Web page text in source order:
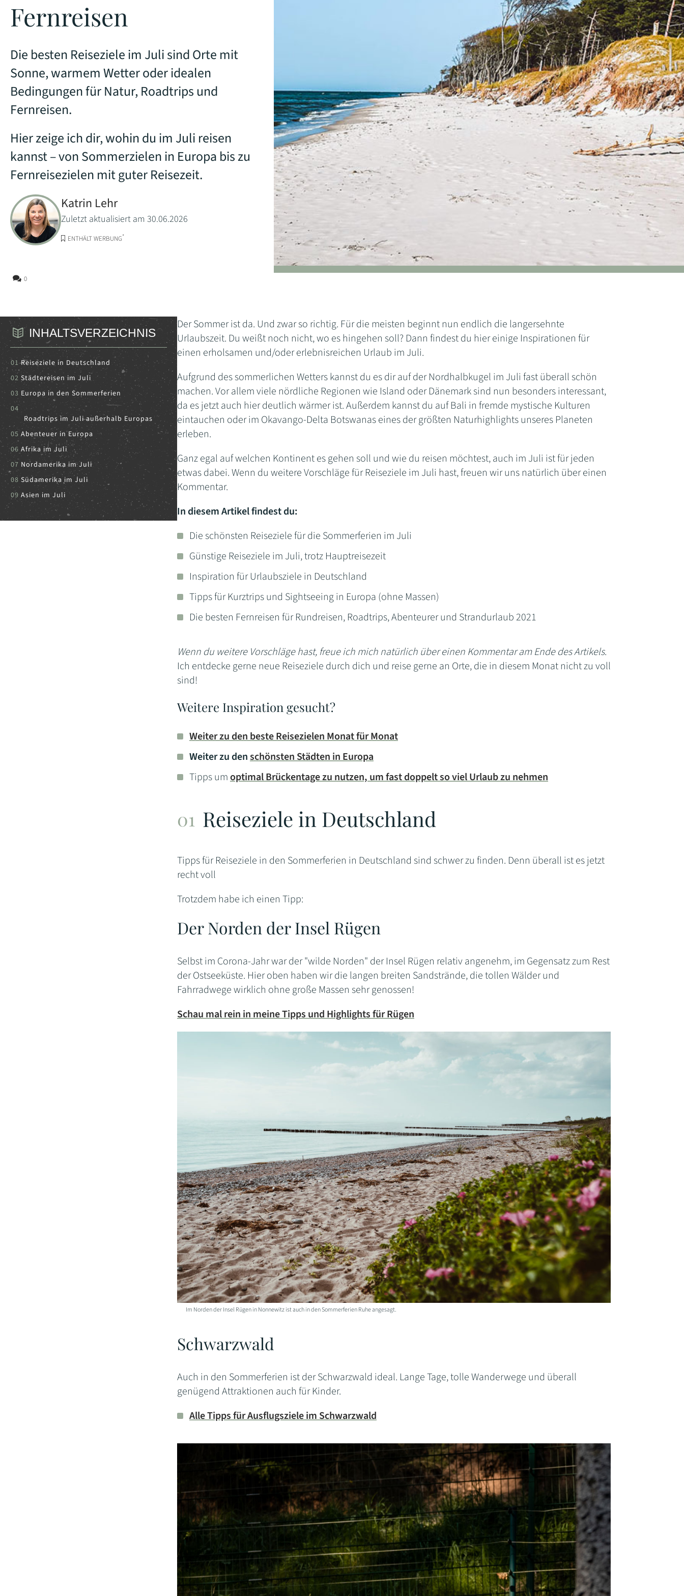
Fernreisen
Die besten Reiseziele im Juli sind Orte mit
Sonne, warmem Wetter oder idealen
Bedingungen für Natur, Roadtrips und
Fernreisen.
Hier zeige ich dir, wohin du im Juli reisen
kannst – von Sommerzielen in Europa bis zu
Fernreisezielen mit guter Reisezeit.
Katrin Lehr
Zuletzt aktualisiert am 30.06.2026
ENTHÄLT WERBUNG*
0
Der Sommer ist da. Und zwar so richtig. Für die meisten beginnt nun endlich die langersehnte
Urlaubszeit. Du weißt noch nicht, wo es hingehen soll? Dann findest du hier einige Inspirationen für
einen erholsamen und/oder erlebnisreichen Urlaub im Juli.
Aufgrund des sommerlichen Wetters kannst du es dir auf der Nordhalbkugel im Juli fast überall schön
machen. Vor allem viele nördliche Regionen wie Island oder Dänemark sind nun besonders interessant,
da es jetzt auch hier deutlich wärmer ist. Außerdem kannst du auf Bali in fremde mystische Kulturen
eintauchen oder im Okavango-Delta Botswanas eines der größten Naturhighlights unseres Planeten
erleben.
Ganz egal auf welchen Kontinent es gehen soll und wie du reisen möchtest, auch im Juli ist für jeden
etwas dabei. Wenn du weitere Vorschläge für Reiseziele im Juli hast, freuen wir uns natürlich über einen
Kommentar.
In diesem Artikel findest du:
Die schönsten Reiseziele für die Sommerferien im Juli
Günstige Reiseziele im Juli, trotz Hauptreisezeit
Inspiration für Urlaubsziele in Deutschland
Tipps für Kurztrips und Sightseeing in Europa (ohne Massen)
Die besten Fernreisen für Rundreisen, Roadtrips, Abenteurer und Strandurlaub 2021
Wenn du weitere Vorschläge hast, freue ich mich natürlich über einen Kommentar am Ende des Artikels.
Ich entdecke gerne neue Reiseziele durch dich und reise gerne an Orte, die in diesem Monat nicht zu voll
sind!
Weitere Inspiration gesucht?
Weiter zu den beste Reisezielen Monat für Monat
Weiter zu denschönsten Städten in Europa
Tipps umoptimal Brückentage zu nutzen, um fast doppelt so viel Urlaub zu nehmen
Reiseziele in Deutschland
Tipps für Reiseziele in den Sommerferien in Deutschland sind schwer zu finden. Denn überall ist es jetzt
recht voll
Trotzdem habe ich einen Tipp:
Der Norden der Insel Rügen
Selbst im Corona-Jahr war der "wilde Norden" der Insel Rügen relativ angenehm, im Gegensatz zum Rest
der Ostseeküste. Hier oben haben wir die langen breiten Sandstrände, die tollen Wälder und
Fahrradwege wirklich ohne große Massen sehr genossen!
Schau mal rein in meine Tipps und Highlights für Rügen
Im Norden der Insel Rügen in Nonnewitz ist auch in den Sommerferien Ruhe angesagt.
Schwarzwald
Auch in den Sommerferien ist der Schwarzwald ideal. Lange Tage, tolle Wanderwege und überall
genügend Attraktionen auch für Kinder.
Alle Tipps fürAusflugsziele im Schwarzwald
INHALTSVERZEICHNIS
Reiseziele in Deutschland
Städtereisen im Juli
Europa in den Sommerferien
Roadtrips im Juli außerhalb Europas
Abenteuer in Europa
Afrika im Juli
Nordamerika im Juli
Südamerika im Juli
Asien im Juli